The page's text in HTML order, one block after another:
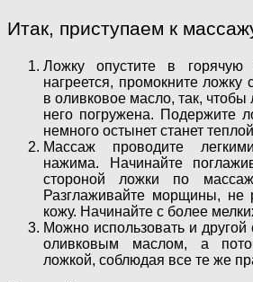
Итак, приступаем к
Ложку опустите в горячую
нагреется, промокните ложку
в оливковое масло, так,
него погружена. Подержите
немного остынет станет
Массаж проводите
нажима. Начинайте
стороной ложки по
Разглаживайте морщины, не
кожу. Начинайте с более
Можно использовать и другой
оливковым маслом, а
ложкой, соблюдая все те же